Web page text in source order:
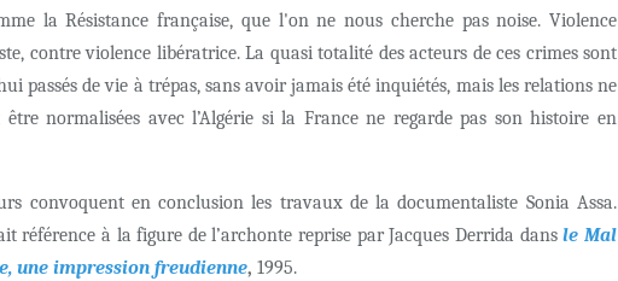
la Résistance française, que l'on ne nous cherche pas noise. Violence
contre violence libératrice. La quasi totalité des acteurs de ces crimes sont
passés de vie à trépas, sans avoir jamais été inquiétés, mais les relations ne
normalisées avec l’Algérie si la France ne regarde pas son histoire en
convoquent en conclusion les travaux de la documentaliste Sonia Assa.
référence à la figure de l’archonte reprise par Jacques Derrida dansle Mal
une impression freudienne, 1995.